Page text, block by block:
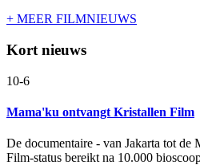
+ MEER FILMNIEUWS
Kort nieuws
10-6
Mama'ku ontvangt Kristallen Film
De documentaire - van Jakarta tot de
Film-status bereikt na 10.000